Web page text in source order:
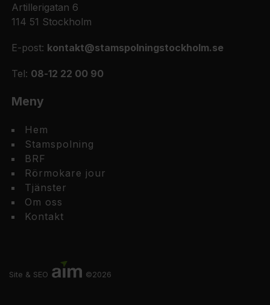
Artillerigatan 6
114 51 Stockholm
E-post: kontakt@stamspolningstockholm.se
Tel: 08-12 22 00 90
Meny
Hem
Stamspolning
BRF
Rörmokare jour
Tjänster
Om oss
Kontakt
Site & SEO ©2026